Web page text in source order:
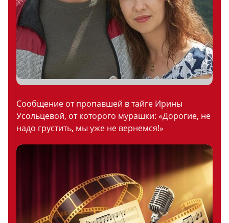
Сообщение от пропавшей в тайге Ирины
Усольцевой, от которого мурашки: «Дорогие, не
надо грустить, мы уже не вернемся!»